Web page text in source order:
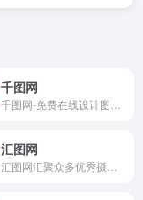
千图网
汇图网